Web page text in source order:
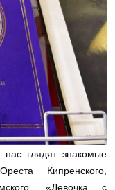
глядят знакомые
Кипренского,
«Девочка с